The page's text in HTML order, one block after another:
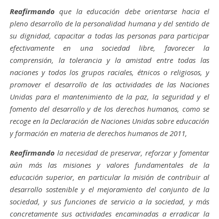
Reafirmando que la educación debe orientarse hacia el
pleno desarrollo de la personalidad humana y del sentido de
su dignidad, capacitar a todas las personas para participar
efectivamente en una sociedad libre, favorecer la
comprensión, la tolerancia y la amistad entre todas las
naciones y todos los grupos raciales, étnicos o religiosos, y
promover el desarrollo de las actividades de las Naciones
Unidas para el mantenimiento de la paz, la seguridad y el
fomento del desarrollo y de los derechos humanos, como se
recoge en la Declaración de Naciones Unidas sobre educación
y formación en materia de derechos humanos de 2011,
Reafirmando la necesidad de preservar, reforzar y fomentar
aún más las misiones y valores fundamentales de la
educación superior, en particular la misión de contribuir al
desarrollo sostenible y el mejoramiento del conjunto de la
sociedad, y sus funciones de servicio a la sociedad, y más
concretamente sus actividades encaminadas a erradicar la